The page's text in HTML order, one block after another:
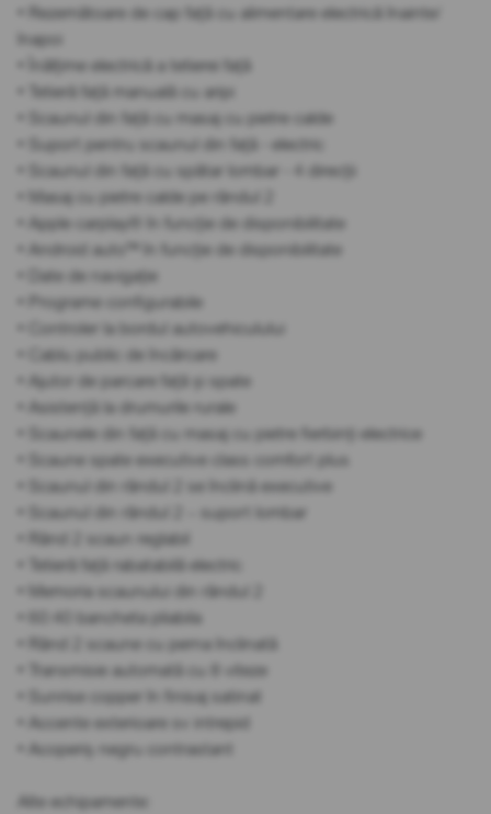
• Rezemătoare de cap față cu alimentare electrică înainte/
înapoi
• Înălțime electrică a tetierei față
• Tetieră față manuală cu aripi
• Scaunul din față cu masaj cu pietre calde
• Suport pentru scaunul din față - electric
• Scaunul din față cu spătar lombar - 4 direcții
• Masaj cu pietre calde pe rândul 2
• Apple carplay® în funcție de disponibilitate
• Android auto™ în funcție de disponibilitate
• Date de navigație
• Programe configurabile
• Controler la bordul autovehiculului
• Cablu public de încărcare
• Ajutor de parcare față și spate
• Asistență la drumurile rurale
• Scaunele din față cu masaj cu pietre fierbinți electrice
• Scaune spate executive class comfort plus
• Scaunul din rândul 2 se înclină executive
• Scaunul din rândul 2 – suport lombar
• Rând 2 scaun reglabil
• Tetieră față rabatabilă electric
• Memoria scaunului din rândul 2
• 60:40 bancheta pliabila
• Rând 2 scaune cu perna înclinată
• Transmisie automată cu 8 viteze
• Sunrise copper în finisaj satinat
• Accente exterioare sv intrepid
• Acoperiș negru contrastant
Alte echipamente: